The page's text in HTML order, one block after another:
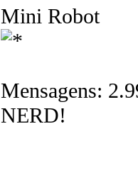
Mini Robot
Mensagens:
NERD!